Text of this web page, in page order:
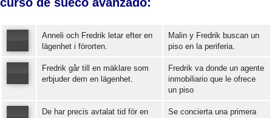
Anneli och Fredrik letar efter en
lägenhet i förorten.
Malin y Fredrik buscan un
piso en la periferia.
Fredrik går till en mäklare som
erbjuder dem en lägenhet.
Fredrik va donde un agente
inmobiliario que le ofrece
un piso
De har precis avtalat tid för en
Se concierta una primera